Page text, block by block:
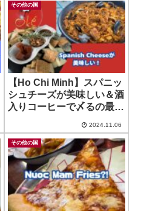
その他の国
【Ho Chi Minh】スパニッ
シュチーズが美味しい＆酒
入りコーヒーで〆るの最
2024.11.06
その他の国